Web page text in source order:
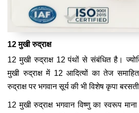
12 मुखी रुद्राक्ष
12 मुखी रुद्राक्ष 12 पंथों से संबंधित है।
मुखी रुद्राक्ष में 12 आदित्यों का तेज
रुद्राक्ष पर भगवान सूर्य की भी विशेष कृपा
12 मुखी रुद्राक्ष भगवान विष्णु का स्वरूप